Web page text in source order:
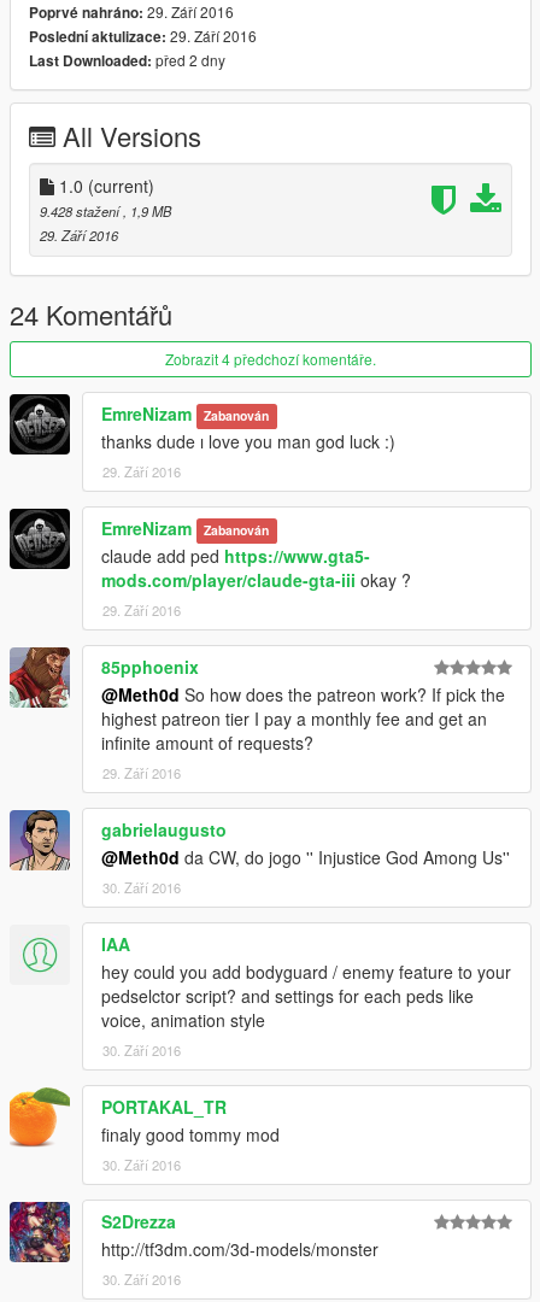
Poprvé nahráno: 29. Září 2016
Poslední aktulizace: 29. Září 2016
Last Downloaded: před 2 dny
All Versions
1.0 (current)
9.428 stažení, 1,9 MB
29. Září 2016
24 Komentářů
Zobrazit 4 předchozí komentáře.
EmreNizam Zabanován
thanks dude ı love you man god luck :)
29. Září 2016
EmreNizam Zabanován
claude add ped https://www.gta5-
mods.com/player/claude-gta-iii okay ?
29. Září 2016
85pphoenix
@Meth0d So how does the patreon work? If pick the
highest patreon tier I pay a monthly fee and get an
infinite amount of requests?
29. Září 2016
gabrielaugusto
@Meth0d da CW, do jogo '' Injustice God Among Us''
30. Září 2016
IAA
hey could you add bodyguard / enemy feature to your
pedselctor script? and settings for each peds like
voice, animation style
30. Září 2016
PORTAKAL_TR
finaly good tommy mod
30. Září 2016
S2Drezza
http://tf3dm.com/3d-models/monster
30. Září 2016